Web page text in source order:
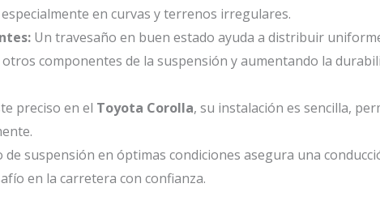
en curvas y terrenos irregulares.
Un travesaño en buen estado ayuda a distribuir
componentes de la suspensión y aumentando la
preciso en el Toyota Corolla, su instalación es sencilla,
suspensión en óptimas condiciones asegura una
en la carretera con confianza.